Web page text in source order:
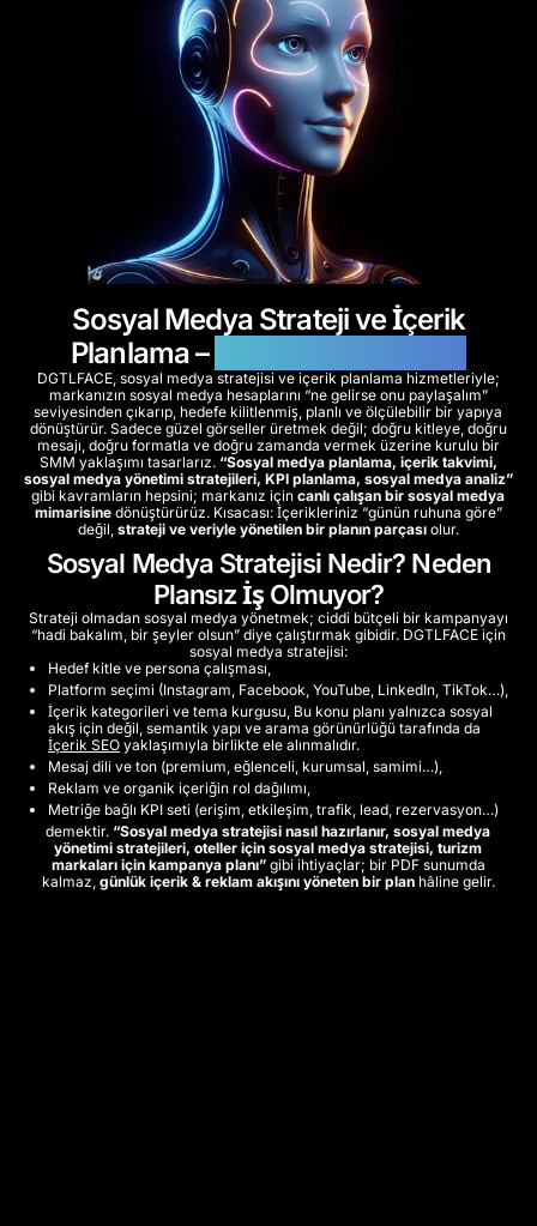
Sosyal Medya Strateji ve İçerik
Planlama –
DGTLFACE, sosyal medya stratejisi ve içerik planlama hizmetleriyle;
markanızın sosyal medya hesaplarını “ne gelirse onu paylaşalım”
seviyesinden çıkarıp, hedefe kilitlenmiş, planlı ve ölçülebilir bir yapıya
dönüştürür. Sadece güzel görseller üretmek değil; doğru kitleye, doğru
mesajı, doğru formatla ve doğru zamanda vermek üzerine kurulu bir
SMM yaklaşımı tasarlarız. “Sosyal medya planlama, içerik takvimi,
sosyal medya yönetimi stratejileri, KPI planlama, sosyal medya analiz”
gibi kavramların hepsini; markanız içincanlı çalışan bir sosyal medya
mimarisinedönüştürürüz. Kısacası: İçerikleriniz “günün ruhuna göre”
değil, strateji ve veriyle yönetilen bir planın parçasıolur.
Sosyal Medya Stratejisi Nedir? Neden
Plansız İş Olmuyor?
Strateji olmadan sosyal medya yönetmek; ciddi bütçeli bir kampanyayı
“hadi bakalım, bir şeyler olsun” diye çalıştırmak gibidir. DGTLFACE için
sosyal medya stratejisi:
Hedef kitle ve persona çalışması,
Platform seçimi (Instagram, Facebook, YouTube, LinkedIn, TikTok…),
İçerik kategorileri ve tema kurgusu, Bu konu planı yalnızca sosyal
akış için değil, semantik yapı ve arama görünürlüğü tarafında da
İçerik SEO yaklaşımıyla birlikte ele alınmalıdır.
Mesaj dili ve ton (premium, eğlenceli, kurumsal, samimi…),
Reklam ve organik içeriğin rol dağılımı,
Metriğe bağlı KPI seti (erişim, etkileşim, trafik, lead, rezervasyon…)
demektir. “Sosyal medya stratejisi nasıl hazırlanır, sosyal medya
yönetimi stratejileri, oteller için sosyal medya stratejisi, turizm
markaları için kampanya planı”gibi ihtiyaçlar; bir PDF sunumda
kalmaz, günlük içerik & reklam akışını yöneten bir planhâline gelir.